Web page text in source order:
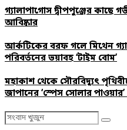
গ্যালাপাগোস দ্বীপপুঞ্জের কাছে
আবিষ্কার
আর্কটিকের বরফ গলে মিথেন
পরিবর্তনের ভয়াবহ ‘টাইম বোম’
মহাকাশ থেকে সৌরবিদ্যুৎ
জাপানের ‘স্পেস সোলার পাওয়ার’
Search
Search